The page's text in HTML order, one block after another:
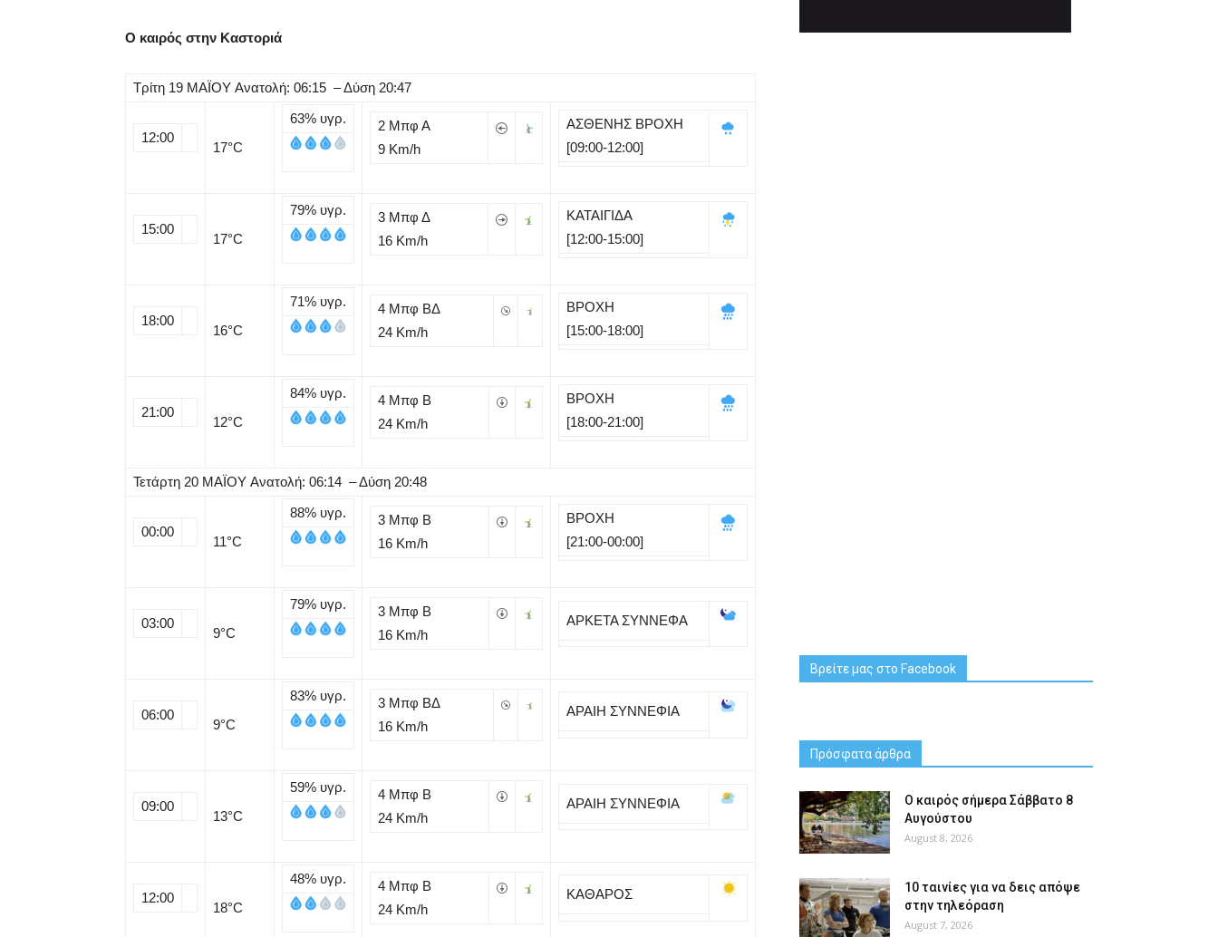
Ο καιρός στην Καστοριά
Τρίτη 19 ΜΑΪΟΥ Ανατολή: 06:15 – Δύση 20:47
12:00
17°C
63% υγρ.
2 Μπφ Α
9 Km/h
ΑΣΘΕΝΗΣ ΒΡΟΧΗ
[09:00-12:00]
15:00
17°C
79% υγρ.
3 Μπφ Δ
16 Km/h
ΚΑΤΑΙΓΙΔΑ
[12:00-15:00]
18:00
16°C
71% υγρ.
4 Μπφ ΒΔ
24 Km/h
ΒΡΟΧΗ
[15:00-18:00]
21:00
12°C
84% υγρ.
4 Μπφ B
24 Km/h
ΒΡΟΧΗ
[18:00-21:00]
Τετάρτη 20 ΜΑΪΟΥ Ανατολή: 06:14 – Δύση 20:48
00:00
11°C
88% υγρ.
3 Μπφ B
16 Km/h
ΒΡΟΧΗ
[21:00-00:00]
03:00
9°C
79% υγρ.
3 Μπφ B
16 Km/h
ΑΡΚΕΤΑ ΣΥΝΝΕΦΑ
06:00
9°C
83% υγρ.
3 Μπφ ΒΔ
16 Km/h
ΑΡΑΙΗ ΣΥΝΝΕΦΙΑ
09:00
13°C
59% υγρ.
4 Μπφ B
24 Km/h
ΑΡΑΙΗ ΣΥΝΝΕΦΙΑ
12:00
18°C
48% υγρ.
4 Μπφ B
24 Km/h
ΚΑΘΑΡΟΣ
Βρείτε μας στο Facebook
Πρόσφατα άρθρα
Ο καιρός σήμερα Σάββατο 8
Αυγούστου
August 8, 2026
10 ταινίες για να δεις απόψε
στην τηλεόραση
August 7, 2026